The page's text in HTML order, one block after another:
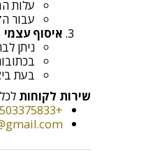
עלות
עבור הזמנות מעל
איסוף עצמי
ניתן
בכתובות דרך
בעת
שירות לקוחות
+972-503375833 - שרות לקוחות וייעוץ